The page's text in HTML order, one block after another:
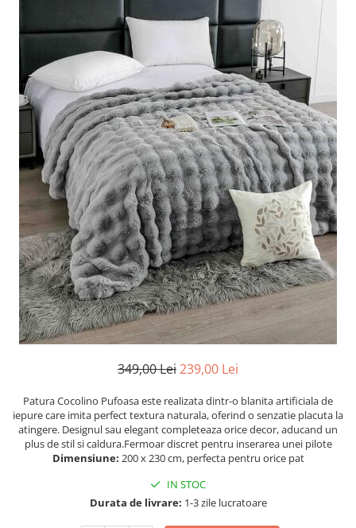
Cearceaf normal
Lenjerii De Pat Creponate
Lenjerii De Pat Bumbac Poplin 2
Persoane
Lenjerii De Pat Bumbac Poplin,
Matlasate, 2 Persoane
Lenjerii De Pat Bumbac Satinat 2
Persoane
Lenjerii De Pat Volanase
Lenjerii De Pat, Finet Premium 3D,
2 Persoane
Lenjerii De Pat Jacquard
Lenjerii De Pat Catifea
Lenjerii De Pat Cocolino
Set Lenjerie De Pat Blana
Set Lenjerie Pat Blanita Iepure, 6
Lenjerii De Pat Premium Collection
Set Lenjerie De Pat, 7 Piese, Cu
Pilota / Cuvertura Inclusa
Set Lenjerie De Pat Jacquard Regal,
11 Piese, Cuvertura Inclusa
Lenjerii Damasc Egiptean King Size
349,00 Lei239,00 Lei
Patura Cocolino Pufoasa este realizata dintr-o blanita artificiala de
iepure care imita perfect textura naturala, oferind o senzatie placuta la
atingere. Designul sau elegant completeaza orice decor, aducand un
plus de stil si caldura.Fermoar discret pentru inserarea unei pilote
Dimensiune: 200 x 230 cm, perfecta pentru orice pat
IN STOC
Durata de livrare: 1-3 zile lucratoare